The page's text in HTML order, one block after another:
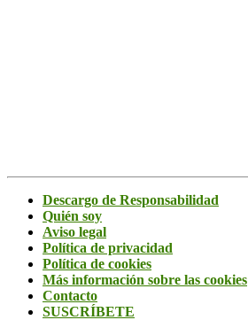
Descargo de Responsabilidad
Quién soy
Aviso legal
Política de privacidad
Política de cookies
Más información sobre las cookies
Contacto
SUSCRÍBETE